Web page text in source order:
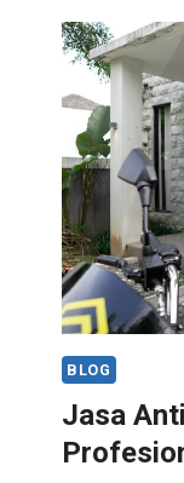
BLOG
Jasa